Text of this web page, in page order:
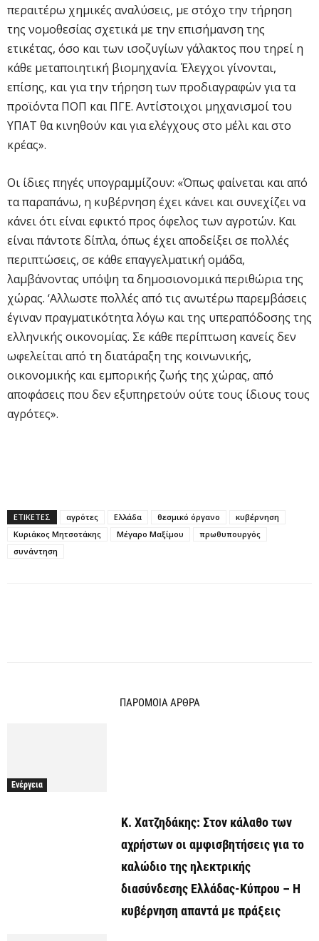
περαιτέρω χημικές αναλύσεις, με στόχο την τήρηση
της νομοθεσίας σχετικά με την επισήμανση της
ετικέτας, όσο και των ισοζυγίων γάλακτος που τηρεί η
κάθε μεταποιητική βιομηχανία. Έλεγχοι γίνονται,
επίσης, και για την τήρηση των προδιαγραφών για τα
προϊόντα ΠΟΠ και ΠΓΕ. Αντίστοιχοι μηχανισμοί του
ΥΠΑΤ θα κινηθούν και για ελέγχους στο μέλι και στο
κρέας».
Οι ίδιες πηγές υπογραμμίζουν: «Όπως φαίνεται και από
τα παραπάνω, η κυβέρνηση έχει κάνει και συνεχίζει να
κάνει ότι είναι εφικτό προς όφελος των αγροτών. Και
είναι πάντοτε δίπλα, όπως έχει αποδείξει σε πολλές
περιπτώσεις, σε κάθε επαγγελματική ομάδα,
λαμβάνοντας υπόψη τα δημοσιονομικά περιθώρια της
χώρας. ‘Αλλωστε πολλές από τις ανωτέρω παρεμβάσεις
έγιναν πραγματικότητα λόγω και της υπεραπόδοσης της
ελληνικής οικονομίας. Σε κάθε περίπτωση κανείς δεν
ωφελείται από τη διατάραξη της κοινωνικής,
οικονομικής και εμπορικής ζωής της χώρας, από
αποφάσεις που δεν εξυπηρετούν ούτε τους ίδιους τους
αγρότες».
ΕΤΙΚΕΤΕΣ αγρότες Ελλάδα θεσμικό όργανο
κυβέρνηση
Κυριάκος Μητσοτάκης
Μέγαρο Μαξίμου
πρωθυπουργός
συνάντηση
ΠΑΡΟΜΟΙΑ ΑΡΘΡΑ
Ενέργεια
Κ. Χατζηδάκης: Στον κάλαθο των
αχρήστων οι αμφισβητήσεις για το
καλώδιο της ηλεκτρικής
διασύνδεσης Ελλάδας-Κύπρου – Η
κυβέρνηση απαντά με πράξεις